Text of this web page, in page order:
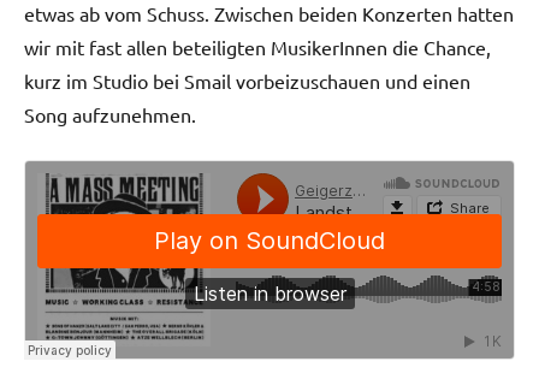
etwas ab vom Schuss. Zwischen beiden Konzerten hatten
wir mit fast allen beteiligten MusikerInnen die Chance,
kurz im Studio bei Smail vorbeizuschauen und einen
Song aufzunehmen.